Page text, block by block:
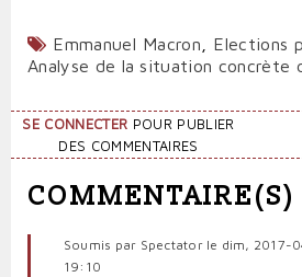
Emmanuel Macron Elections
Analyse de la situation concrète
SE CONNECTER POUR PUBLIER
DES COMMENTAIRES
COMMENTAIRE(S)
Soumis par Spectatorle dim, 2017-
19:10